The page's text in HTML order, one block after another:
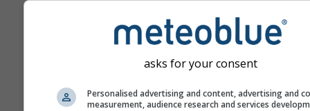
Таким образом, зелёные
влажнее, а коричневые —
обычного.
Изменение климата —
asks for your consent
Personalised advertising and content, advertising and
measurement, audience research and services